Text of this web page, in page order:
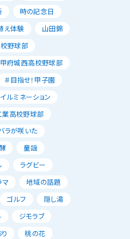
時の記念日
え体験
山田錦
野球部
府城西高校野球部
＃目指せ！甲子園
ルミネーション
業高校野球部
ラが咲いた
童謡
ラグビー
マ
地域の話題
ゴルフ
隠し湯
ジモラブ
桃の花